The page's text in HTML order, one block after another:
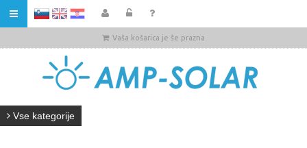
HR
Vaša košarica je še prazna
Vse kategorije